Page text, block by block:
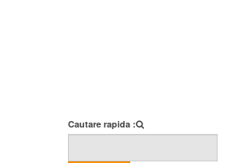
Cautare rapida :